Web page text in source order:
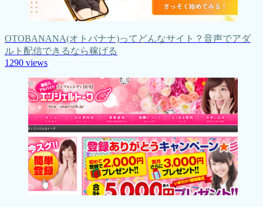
OTOBANANA(オトバナナ)ってどんなサイト？音声でアダ
ルト配信できるなら稼げる
1290 views